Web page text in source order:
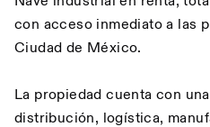
con acceso inmediato a las
Ciudad de México.
La propiedad cuenta con
distribución, logística,